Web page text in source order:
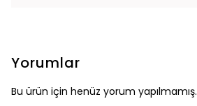
Yorumlar
Bu ürün için henüz yorum yapılmamış.